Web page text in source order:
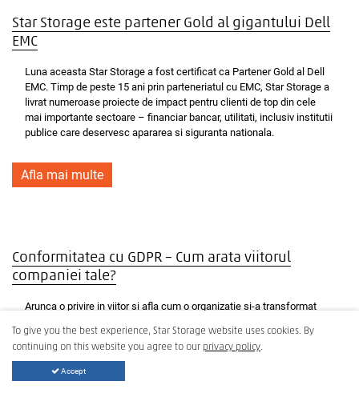
Star Storage este partener Gold al gigantului Dell
EMC
Luna aceasta Star Storage a fost certificat ca Partener Gold al Dell
EMC. Timp de peste 15 ani prin parteneriatul cu EMC, Star Storage a
livrat numeroase proiecte de impact pentru clienti de top din cele
mai importante sectoare – financiar bancar, utilitati, inclusiv institutii
publice care deservesc apararea si siguranta nationala.
Afla mai multe
Conformitatea cu GDPR – Cum arata viitorul
companiei tale?
Arunca o privire in viitor si afla cum o organizatie si-a transformat
Afla mai multe
To give you the best experience, Star Storage website uses cookies. By
continuing on this website you agree to our privacy policy.
Accept